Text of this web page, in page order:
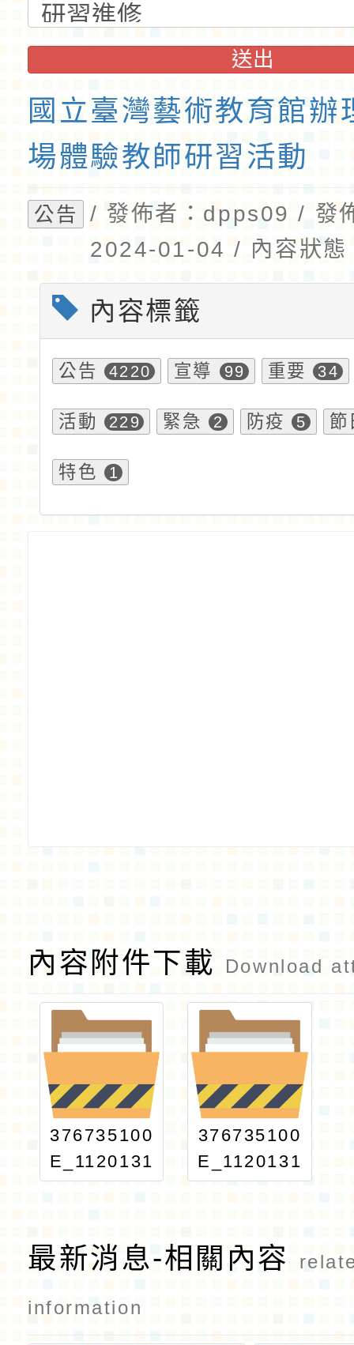
送出
國立臺灣藝術教育館辦
場體驗教師研習活動
公告
/ 發佈者：dpps09 / 發
2024-01-04 / 內容狀態
內容標籤
公告 4220 宣導 99 重要 34
活動 229 緊急 2 防疫 5 節
特色 1
內容附件下載 Download
376735100
E_1120131
597_ATTA
376735100
E_1120131
597_print
最新消息-相關內容
information